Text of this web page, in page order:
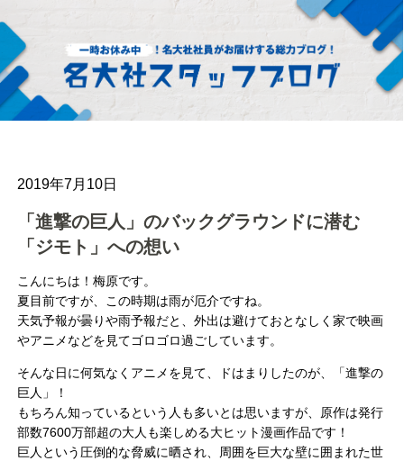
2019年7月10日
「進撃の巨人」のバックグラウンドに潜む
「ジモト」への想い
こんにちは！梅原です。
夏目前ですが、この時期は雨が厄介ですね。
天気予報が曇りや雨予報だと、外出は避けておとなしく家で映画
やアニメなどを見てゴロゴロ過ごしています。
そんな日に何気なくアニメを見て、ドはまりしたのが、「進撃の
巨人」！
もちろん知っているという人も多いとは思いますが、原作は発行
部数7600万部超の大人も楽しめる大ヒット漫画作品です！
巨人という圧倒的な脅威に晒され、周囲を巨大な壁に囲まれた世